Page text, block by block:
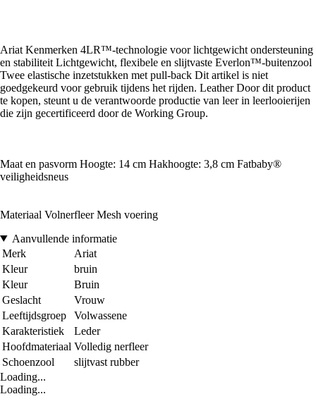
Ariat Kenmerken 4LR™-technologie voor lichtgewicht ondersteuning
en stabiliteit Lichtgewicht, flexibele en slijtvaste Everlon™-buitenzool
Twee elastische inzetstukken met pull-back Dit artikel is niet
goedgekeurd voor gebruik tijdens het rijden. Leather Door dit product
te kopen, steunt u de verantwoorde productie van leer in leerlooierijen
die zijn gecertificeerd door de Working Group.
Maat en pasvorm Hoogte: 14 cm Hakhoogte: 3,8 cm Fatbaby®
veiligheidsneus
Materiaal Volnerfleer Mesh voering
Aanvullende informatie
Merk
Ariat
Kleur
bruin
Kleur
Bruin
Geslacht
Vrouw
Leeftijdsgroep
Volwassene
Karakteristiek
Leder
Hoofdmateriaal Volledig nerfleer
Schoenzool
slijtvast rubber
Loading...
Loading...